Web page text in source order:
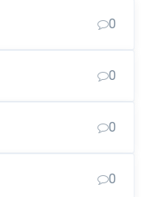
0
0
0
0